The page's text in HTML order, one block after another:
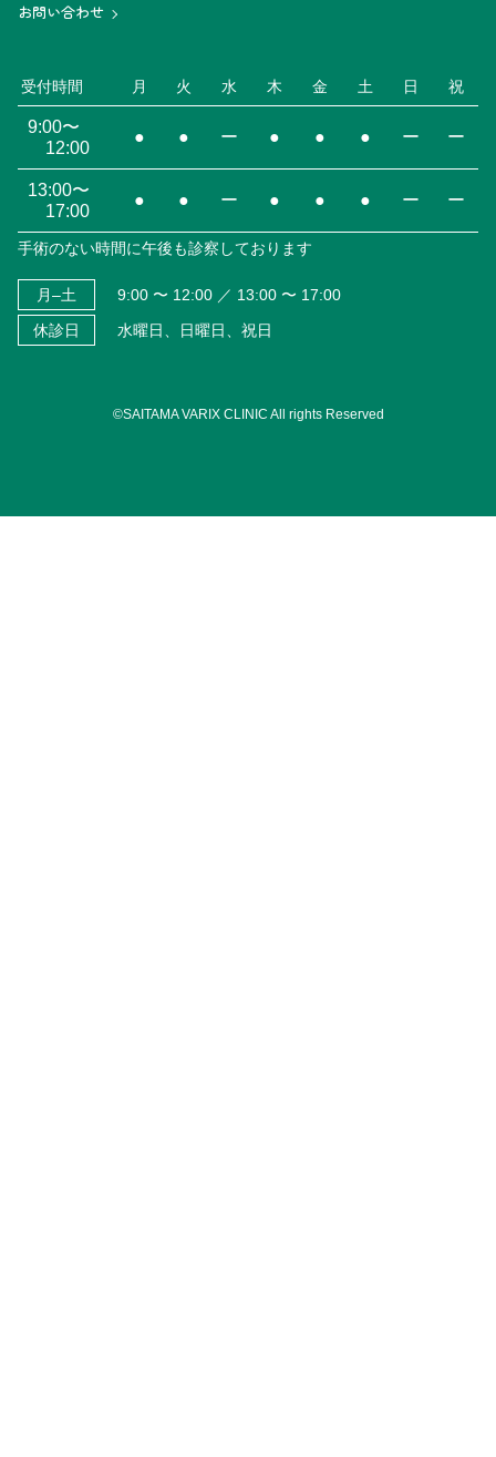
お問い合わせ
受付時間 月 火 水 木 金 土 日 祝
9:00〜
12:00
● ● ー ● ● ● ー ー
13:00〜
17:00
● ● ー ● ● ● ー ー
手術のない時間に午後も診察しております
月–土
9:00 〜 12:00 ／ 13:00 〜 17:00
休診日
水曜日、日曜日、祝日
©SAITAMA VARIX CLINIC All rights Reserved